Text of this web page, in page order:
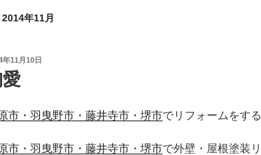
2014年11月
年11月10日
市・羽曳野市・藤井寺市・堺市でリフォームをする
市・羽曳野市・藤井寺市・堺市で外壁・屋根塗装